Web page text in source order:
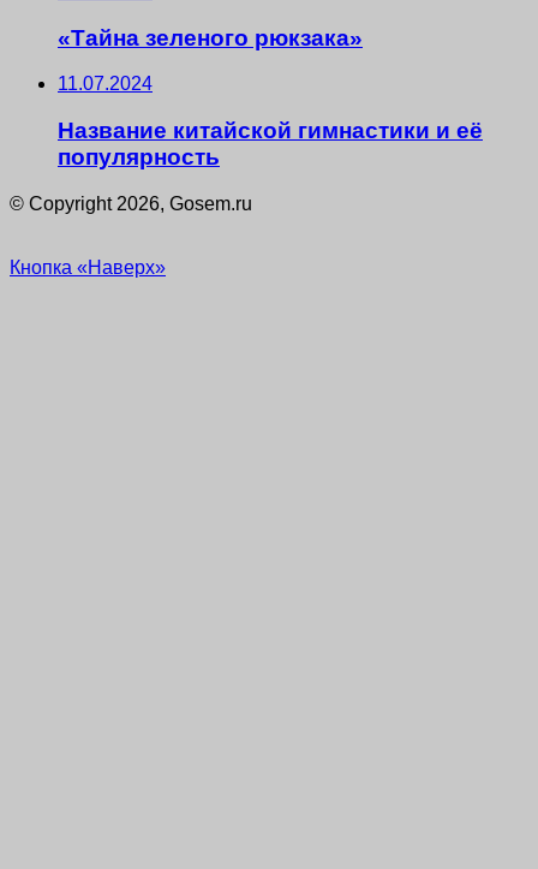
«Тайна зеленого рюкзака»
11.07.2024
Название китайской гимнастики и её
популярность
© Copyright 2026, Gosem.ru
Кнопка «Наверх»